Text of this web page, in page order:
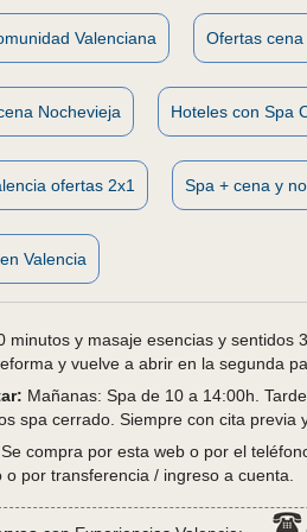
Valenciana Ofertas
Nochevieja Hoteles con Spa
ofertas 2x1 Spa + cena y
Valencia
minutos y masaje esencias y
y vuelve a abrir en la segunda
Mañanas: Spa de 10 a 14:00h.
spa cerrado. Siempre con cita
Se compra por esta web o por el
por transferencia / ingreso a cuenta.